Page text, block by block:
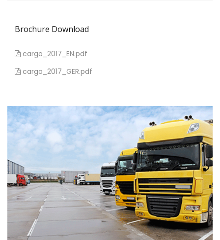
Brochure Download
cargo_2017_EN.pdf
cargo_2017_GER.pdf